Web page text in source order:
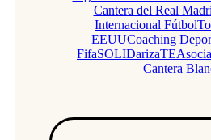
Cantera del Real
Internacional Fútbol
EEUUCoaching
FifaSOLIDarizaTE
Cantera